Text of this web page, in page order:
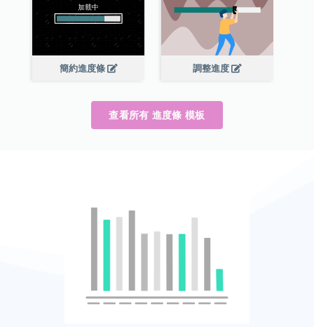
簡約進度條 調整進度
查看所有 進度條 模板